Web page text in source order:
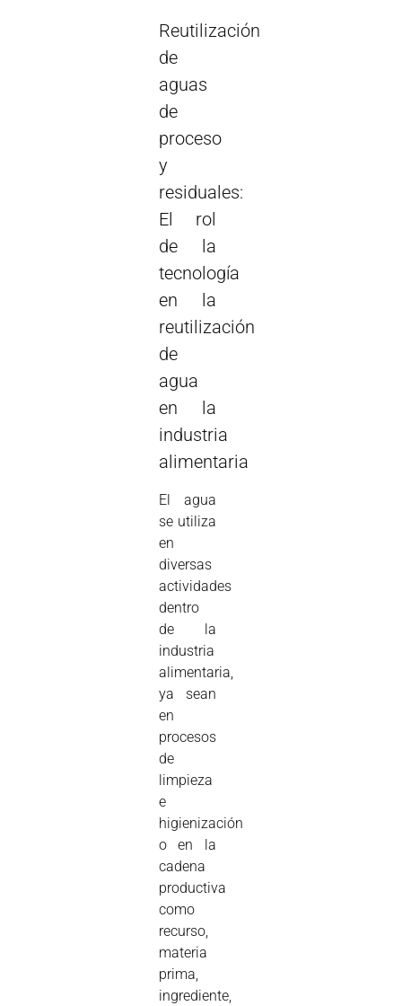
Reutilización
de
aguas
de
proceso
y
residuales:
El rol
de la
tecnología
en la
reutilización
de
agua
en la
industria
alimentaria
El agua
se utiliza
en
diversas
actividades
dentro
de la
industria
alimentaria,
ya sean
en
procesos
de
limpieza
e
higienización
o en la
cadena
productiva
como
recurso,
materia
prima,
ingrediente,